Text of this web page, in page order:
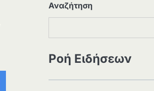
Αναζήτηση
Ροή Ειδήσεων